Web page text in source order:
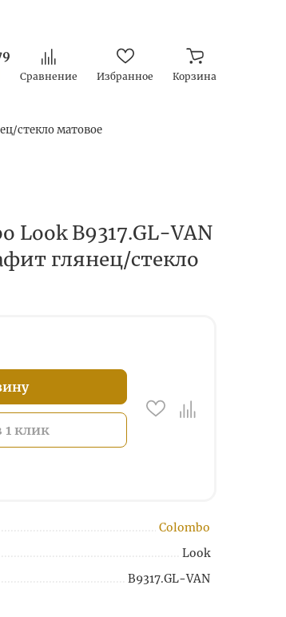
Сравнение Избранное Корзина
стекло матовое
Look B9317.GL-VAN
глянец/стекло
1 клик
Colombo
Look
B9317.GL-VAN